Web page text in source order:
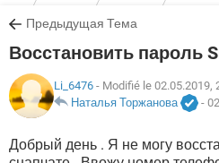
ИГРЫ
ВКОНТАКТЕ
GOOGLE
TIKTOK
WINDOWS 10
YANDEX
ЗАГРУЗКИ
TIKTOK
WHATSAPP
FACEBOOK
WINDOWS 10
TIKTOK
FACEBOOK
ЭНЦИКЛОПЕДИЯ
TIKTOK
Предыдущая Тема
Восстановить пароль
Li_6476 - Modifié le 02.05.2019,
Наталья Торжанова
-
Добрый день . Я не могу